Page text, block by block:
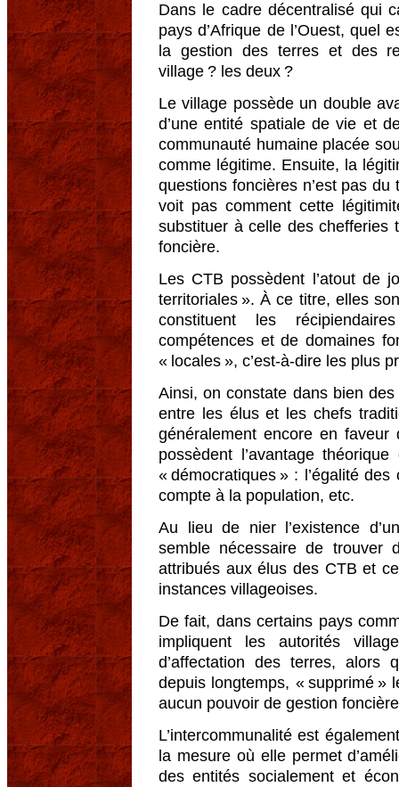
Dans le cadre décentralisé qui
pays d’Afrique de l’Ouest, quel
la gestion des terres et des
village ? les deux ?
Le village possède un double
d’une entité spatiale de vie et
communauté humaine placée
comme légitime. Ensuite, la
questions foncières n’est pas
voit pas comment cette
substituer à celle des chefferies
foncière.
Les CTB possèdent l’atout de
territoriales ». À ce titre, elles
constituent les
compétences et de domaines
« locales », c’est-à-dire les plus
Ainsi, on constate dans bien
entre les élus et les chefs
généralement encore en
possèdent l’avantage
« démocratiques » : l’égalité
compte à la population, etc.
Au lieu de nier l’existence
semble nécessaire de trouver
attribués aux élus des CTB et
instances villageoises.
De fait, dans certains pays
impliquent les autorités
d’affectation des terres, alors
depuis longtemps, « supprimé »
aucun pouvoir de gestion
L’intercommunalité est
la mesure où elle permet
des entités socialement et